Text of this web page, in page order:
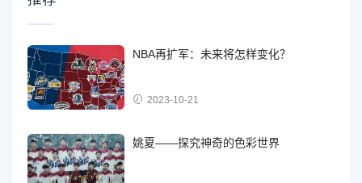
NBA再扩军：未来将怎样变化？
2023-10-21
姚夏——探究神奇的色彩世界